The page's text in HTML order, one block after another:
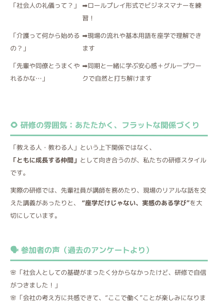
「社会人の礼儀って？」 ➡ロールプレイ形式でビジネスマナーを練
習！
「介護って何から始める
の？」
➡現場の流れや基本用語を座学で理解でき
ます
「先輩や同僚とうまくや
れるかな…」
➡同期と一緒に学ぶ安心感＋グループワー
クで自然と打ち解けます
🌻 研修の雰囲気：あたたかく、フラットな関係づくり
「教える人・教わる人」という上下関係ではなく、
「ともに成長する仲間」 として向き合うのが、私たちの研修スタイル
です。
実際の研修では、先輩社員が講師を務めたり、現場のリアルな話を交
えた講義があったりと、 “座学だけじゃない、実感のある学び”を大
切にしています。
🗣️ 参加者の声（過去のアンケートより）
🌸「社会人としての基礎がまったく分からなかったけど、研修で自信
がつきました！」
🌸「会社の考え方に共感できて、“ここで働く”ことが楽しみになりま